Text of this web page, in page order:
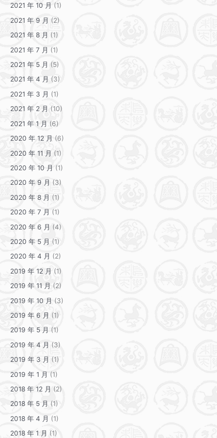
2021 年 10 月 (1)
2021 年 9 月 (2)
2021 年 8 月 (1)
2021 年 7 月 (1)
2021 年 5 月 (5)
2021 年 4 月 (3)
2021 年 3 月 (1)
2021 年 2 月 (10)
2021 年 1 月 (6)
2020 年 12 月 (6)
2020 年 11 月 (1)
2020 年 10 月 (1)
2020 年 9 月 (3)
2020 年 8 月 (1)
2020 年 7 月 (1)
2020 年 6 月 (4)
2020 年 5 月 (1)
2020 年 4 月 (2)
2019 年 12 月 (1)
2019 年 11 月 (2)
2019 年 10 月 (3)
2019 年 6 月 (1)
2019 年 5 月 (1)
2019 年 4 月 (3)
2019 年 3 月 (1)
2019 年 1 月 (1)
2018 年 12 月 (2)
2018 年 5 月 (1)
2018 年 4 月 (1)
2018 年 1 月 (1)